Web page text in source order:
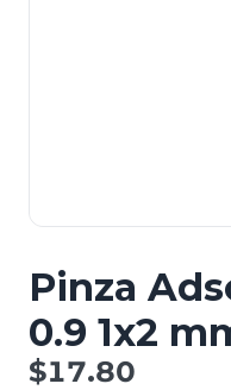
Pinza
0.9 1x2
$17.80